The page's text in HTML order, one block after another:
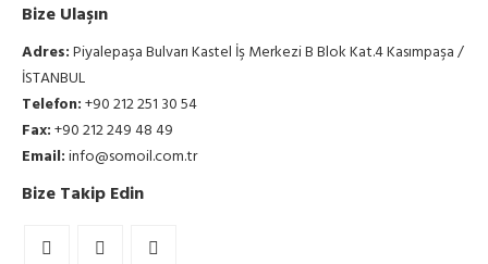
Bize Ulaşın
Adres:Piyalepaşa Bulvarı Kastel İş Merkezi B Blok Kat.4 Kasımpaşa /
İSTANBUL
Telefon:+90 212 251 30 54
Fax:+90 212 249 48 49
Email:info@somoil.com.tr
Bize Takip Edin